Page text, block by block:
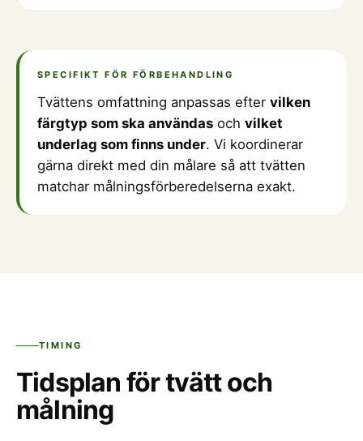
SPECIFIKT FÖR FÖRBEHANDLING
Tvättens omfattning anpassas efter vilken
färgtyp som ska användas och vilket
underlag som finns under. Vi koordinerar
gärna direkt med din målare så att tvätten
matchar målningsförberedelserna exakt.
TIMING
Tidsplan för tvätt och
målning